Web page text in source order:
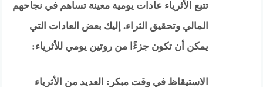
تتبع الأثرياء عادات يومية معينة تساهم في نجاحهم
المالي وتحقيق الثراء. إليك بعض العادات التي
يمكن أن تكون جزءًا من روتين يومي للأثرياء:
الاستيقاظ في وقت مبكر: العديد من الأثرياء